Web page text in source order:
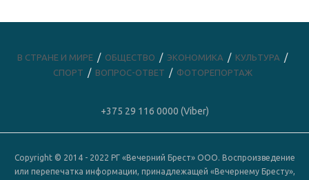
В СТРАНЕ И МИРЕ ОБЩЕСТВО ЭКОНОМИКА
КУЛЬТУРА
СПОРТ
ВОПРОС-ОТВЕТ ФОТОРЕПОРТАЖ
+375 29 116 0000 (Viber)
Copyright © 2014 - 2022 РГ «Вечерний Брест» ООО. Воспроизведение
или перепечатка информации, принадлежащей «Вечернему Бресту»,